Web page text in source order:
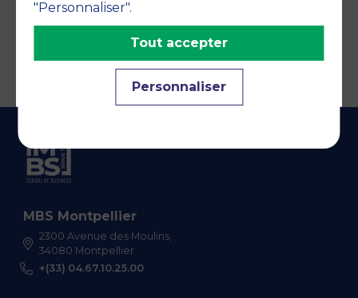
MBS Montpellier
2300 Avenue des Moulins,
34080 Montpellier
+(33) 04.67.10.25.00
"Personnaliser".
Personnaliser
Tout accepter